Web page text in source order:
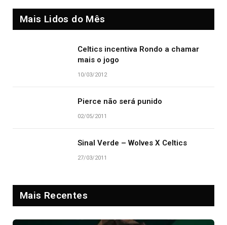
Mais Lidos do Mês
Celtics incentiva Rondo a chamar
mais o jogo
10/03/2012
Pierce não será punido
02/05/2011
Sinal Verde – Wolves X Celtics
27/03/2011
Mais Recentes